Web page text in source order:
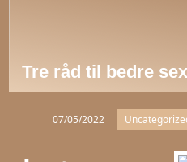
Tre råd til bedre
07/05/2022